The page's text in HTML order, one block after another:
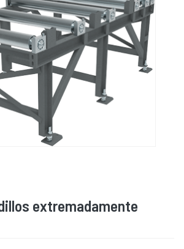
extremadamente